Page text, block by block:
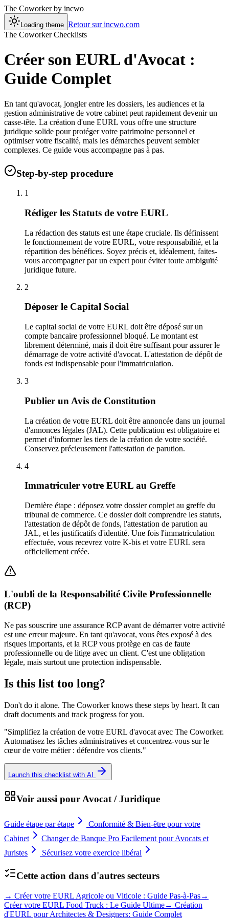
The Coworkerby incwo
Loading theme Retour sur incwo.com
The Coworker Checklists
Créer son EURL d'Avocat :
Guide Complet
En tant qu'avocat, jongler entre les dossiers, les audiences et la
gestion administrative de votre cabinet peut rapidement devenir un
casse-tête. La création d'une EURL vous offre une structure
juridique solide pour protéger votre patrimoine personnel et
optimiser votre fiscalité, mais les démarches peuvent sembler
complexes. Ce guide vous accompagne pas à pas.
Step-by-step procedure
1
Rédiger les Statuts de votre EURL
La rédaction des statuts est une étape cruciale. Ils définissent
le fonctionnement de votre EURL, votre responsabilité, et la
répartition des bénéfices. Soyez précis et, idéalement, faites-
vous accompagner par un expert pour éviter toute ambiguïté
juridique future.
2
Déposer le Capital Social
Le capital social de votre EURL doit être déposé sur un
compte bancaire professionnel bloqué. Le montant est
librement déterminé, mais il doit être suffisant pour assurer le
démarrage de votre activité d'avocat. L'attestation de dépôt de
fonds est indispensable pour l'immatriculation.
3
Publier un Avis de Constitution
La création de votre EURL doit être annoncée dans un journal
d'annonces légales (JAL). Cette publication est obligatoire et
permet d'informer les tiers de la création de votre société.
Conservez précieusement l'attestation de parution.
4
Immatriculer votre EURL au Greffe
Dernière étape : déposez votre dossier complet au greffe du
tribunal de commerce. Ce dossier doit comprendre les statuts,
l'attestation de dépôt de fonds, l'attestation de parution au
JAL, et les justificatifs d'identité. Une fois l'immatriculation
effectuée, vous recevrez votre K-bis et votre EURL sera
officiellement créée.
L'oubli de la Responsabilité Civile Professionnelle
(RCP)
Ne pas souscrire une assurance RCP avant de démarrer votre activité
est une erreur majeure. En tant qu'avocat, vous êtes exposé à des
risques importants, et la RCP vous protège en cas de faute
professionnelle ou de litige avec un client. C'est une obligation
légale, mais surtout une protection indispensable.
Is this list too long?
Don't do it alone. The Coworker knows these steps by heart. It can
draft documents and track progress for you.
"Simplifiez la création de votre EURL d'avocat avec The Coworker.
Automatisez les tâches administratives et concentrez-vous sur le
cœur de votre métier : défendre vos clients."
Launch this checklist with AI
Voir aussi pour Avocat / Juridique
Guide étape par étape
Conformité & Bien-être pour votre
Cabinet
Changer de Banque Pro Facilement pour Avocats et
Juristes
Sécurisez votre exercice libéral
Cette action dans d'autres secteurs
→ Créer votre EURL Agricole ou Viticole : Guide Pas-à-Pas→
Créer votre EURL Food Truck : Le Guide Ultime→ Création
d'EURL pour Architectes & Designers: Guide Complet